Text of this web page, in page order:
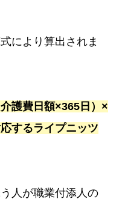
により算出されま
護費日額×365日）×
するライプニッツ
人が職業付添人の